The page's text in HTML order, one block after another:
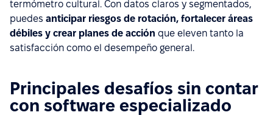
termómetro cultural. Con datos claros y segmentados,
puedes anticipar riesgos de rotación, fortalecer áreas
débiles y crear planes de acción que eleven tanto la
satisfacción como el desempeño general.
Principales desafíos sin contar
con software especializado